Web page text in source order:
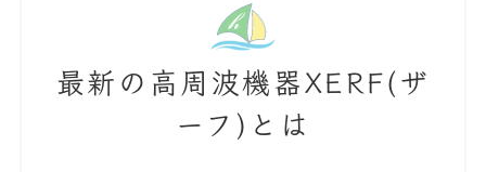
最新の高周波機器XERF(ザ
ーフ)とは